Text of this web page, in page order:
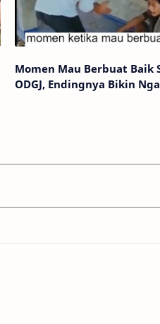
Momen Mau Berbuat Baik
ODGJ, Endingnya Bikin